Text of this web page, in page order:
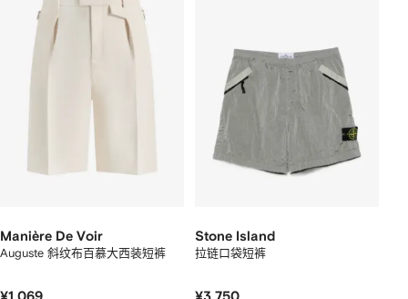
Manière De Voir
Auguste 斜纹布百慕大西装短裤
Stone Island
拉链口袋短裤